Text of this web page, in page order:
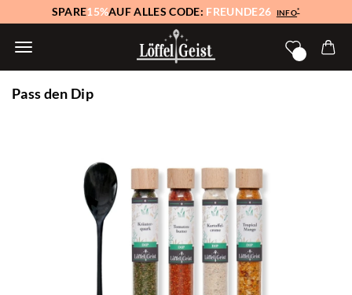
SPARE15%AUF ALLES CODE: FREUNDE26 INFO*
Pass den Dip